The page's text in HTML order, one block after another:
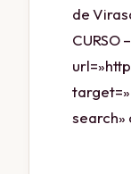
de
CURSO